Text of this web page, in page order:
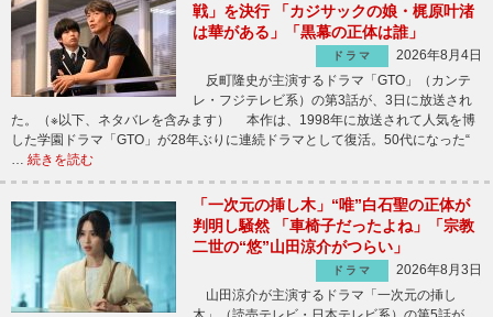
戦」を決行 「カジサックの娘・梶原叶渚
は華がある」「黒幕の正体は誰」
ドラマ
2026年8月4日
反町隆史が主演するドラマ「GTO」（カンテ
レ・フジテレビ系）の第3話が、3日に放送され
た。（※以下、ネタバレを含みます） 本作は、1998年に放送されて人気を博
した学園ドラマ「GTO」が28年ぶりに連続ドラマとして復活。50代になった“
続きを読む
「一次元の挿し木」“唯”白石聖の正体が
判明し騒然 「車椅子だったよね」「宗教
二世の“悠”山田涼介がつらい」
ドラマ
2026年8月3日
山田涼介が主演するドラマ「一次元の挿し